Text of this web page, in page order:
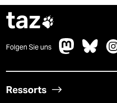
taz
Folgen Sie uns
Ressorts